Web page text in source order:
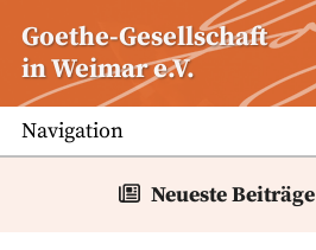
Inhalt
springen
Goethe-Gesellschaft
in Weimar e.V.
Navigation
Neueste Beiträge